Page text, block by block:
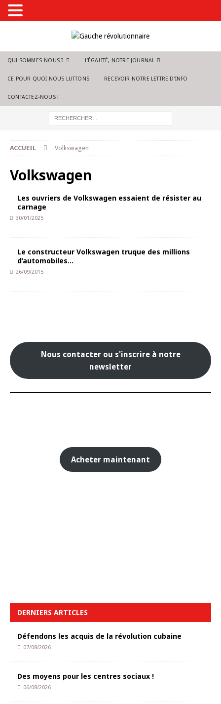
QUI SOMMES-NOUS ? L’ÉGALITÉ, NOTRE JOURNAL
CE POUR QUOI NOUS LUTTONS RECEVOIR NOTRE LETTRE D’INFO
CONTACTEZ-NOUS !
ACCUEIL Volkswagen
Volkswagen
Les ouvriers de Volkswagen essaient de résister au
carnage
30/01/2025
Le constructeur Volkswagen truque des millions
d’automobiles…
26/09/2015
Nous contacter ou s'inscrire à notre
newsletter
Acheter maintenant
DERNIERS ARTICLES
Défendons les acquis de la révolution cubaine
07/08/2026
Des moyens pour les centres sociaux !
06/08/2026